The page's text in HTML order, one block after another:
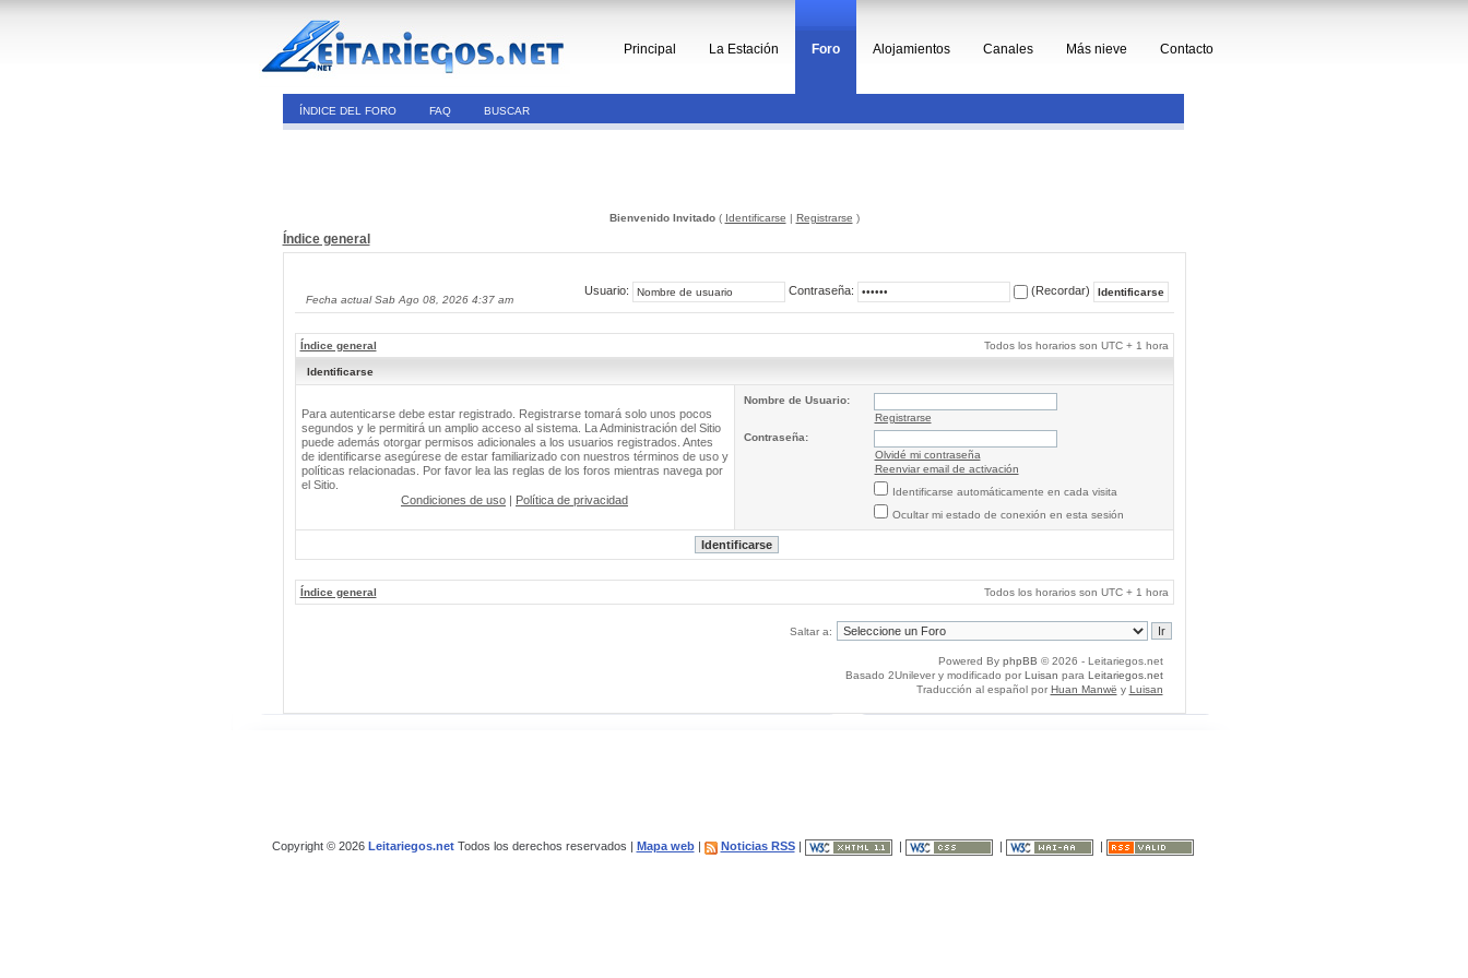
Principal La Estación Foro Alojamientos Canales Más nieve Contacto
ÍNDICE DEL FORO FAQ BUSCAR
Bienvenido Invitado( Identificarse | Registrarse )
Índice general
Fecha actual Sab Ago 08, 2026 4:37 am
Usuario: Contraseña: (Recordar)
Índice general Todos los horarios son UTC + 1 hora
Identificarse
Para autenticarse debe estar registrado. Registrarse tomará solo unos pocos
segundos y le permitirá un amplio acceso al sistema. La Administración del Sitio
puede además otorgar permisos adicionales a los usuarios registrados. Antes
de identificarse asegúrese de estar familiarizado con nuestros términos de uso y
políticas relacionadas. Por favor lea las reglas de los foros mientras navega por
el Sitio.
Condiciones de uso | Política de privacidad
Nombre de Usuario:
Registrarse
Contraseña:
Olvidé mi contraseña
Reenviar email de activación
Identificarse automáticamente en cada visita
Ocultar mi estado de conexión en esta sesión
Índice general Todos los horarios son UTC + 1 hora
Saltar a:
Powered By phpBB © 2026 - Leitariegos.net
Basado 2Unilever y modificado por Luisan para Leitariegos.net
Traducción al español por Huan Manwë y Luisan
Copyright © 2026 Leitariegos.netTodos los derechos reservados | Mapa web| Noticias RSS|